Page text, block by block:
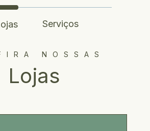
Serviços
NOSSAS
Lojas